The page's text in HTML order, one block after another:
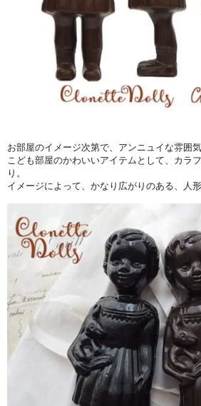
お部屋のイメージ次第で、アンニュイな雰囲気
こども部屋のかわいいアイテムとして、カラ
り。
イメージによって、かなり広がりのある、人形